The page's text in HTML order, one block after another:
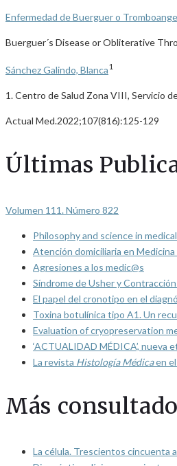
Enfermedad de Buerguer o
Buerguer´s Disease or Obliterative
Sánchez Galindo, Blanca1
1. Centro de Salud Zona VIII, Servicio
Actual Med.2022;107(816):125-129
Últimas
Volumen 111. Número 822
Philosophy and science in
Atención domiciliaria en
Agresiones a los medic@s
Síndrome de Usher y
El papel del cronotipo en el
Toxina botulínica tipo A1. Un
Evaluation of cryopreservation
‘ACTUALIDAD MÉDICA’, nueva
La revista Histología Médicaen el
Más
La célula. Trescientos cincuenta